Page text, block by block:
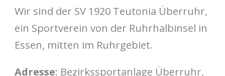
Wir sind der SV 1920 Teutonia Überruhr,
ein Sportverein von der Ruhrhalbinsel in
Essen, mitten im Ruhrgebiet.
Adresse: Bezirkssportanlage Überruhr,